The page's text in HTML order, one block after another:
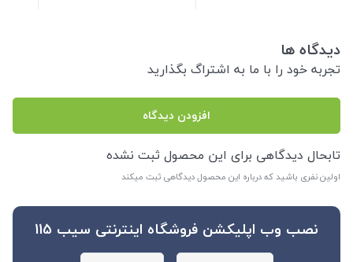
دیدگاه ها
تجربه خود را با ما به اشتراگ بگذارید
افزودن دیدگاه
تابحال دیدگاهی برای این محصول ثبت نشده
اولین نفری باشید که درباره این محصول دیدگاهی ثبت میکند
نصب وب اپلیکشن فروشگاه اینترنتی سیب 115